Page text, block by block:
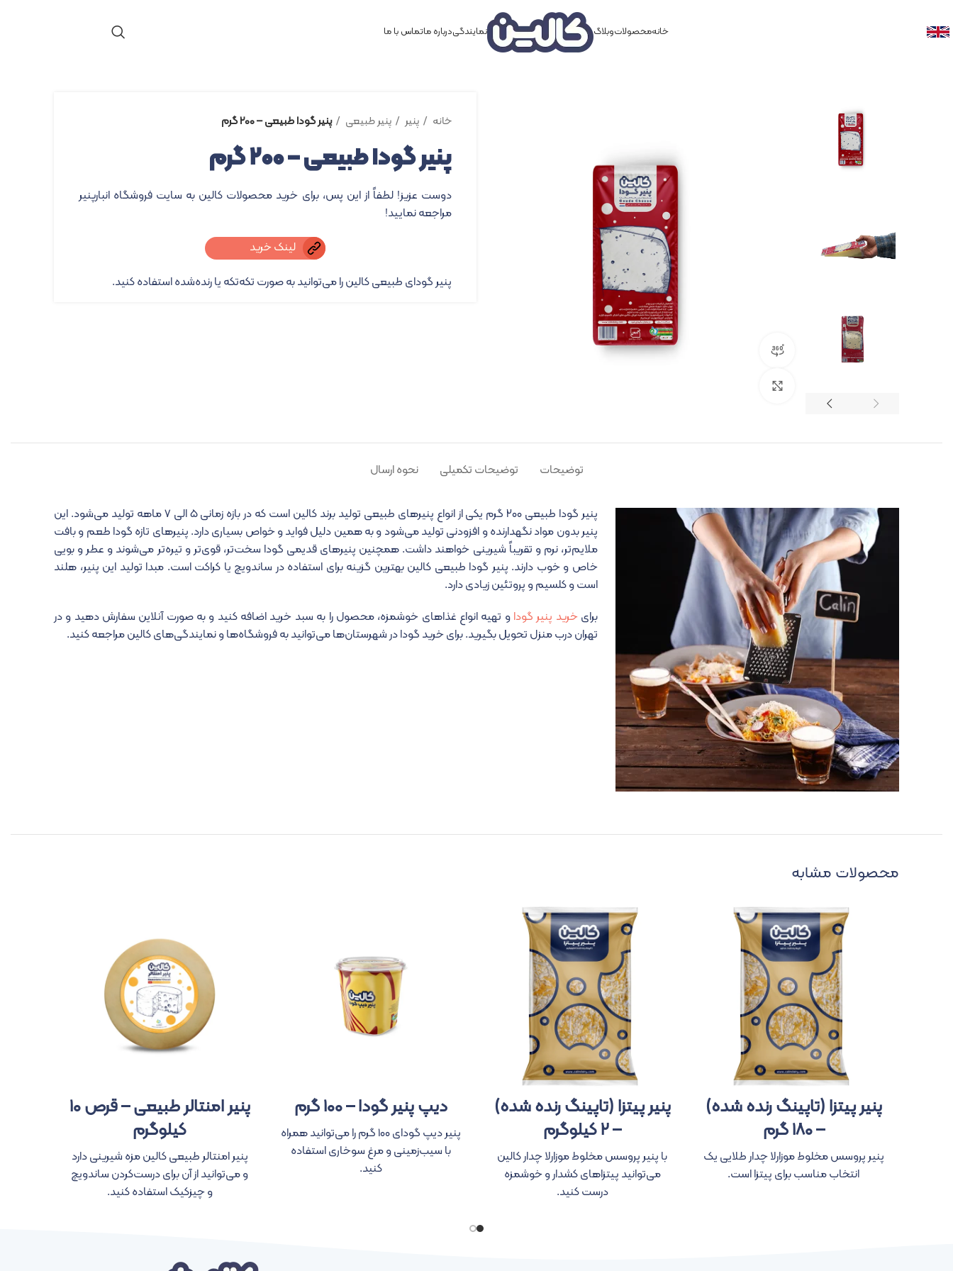
خانهمحصولاتوبلاگ نمایندگیدرباره ماتماس با ما
خانه پنیر پنیر طبیعی پنیر گودا طبیعی – ۲۰۰ گرم
پنیر گودا طبیعی – ۲۰۰ گرم
دوست عزیز! لطفاً از این پس، برای خرید محصولات کالین به سایت فروشگاه انبارپنیر
مراجعه نمایید!
لینک خرید
پنیر گودای طبیعی کالین را می‌توانید به صورت تکه‌تکه یا رنده‌شده استفاده کنید.
توضیحات توضیحات تکمیلی نحوه ارسال
پنیر گودا طبیعی ۲۰۰ گرم یکی از انواع پنیرهای طبیعی تولید برند کالین است که در بازه‌ زمانی ۵ الی ۷ ماهه تولید می‌شود. این
پنیر‌ بدون مواد نگهدارنده و افزودنی تولید می‌شود و به همین دلیل فواید و خواص بسیاری دارد. پنیرهای تازه گودا طعم و بافت
ملایم‌تر، نرم و تقریباً شیرینی خواهند داشت. همچنین پنیرهای قدیمی گودا سخت‌تر، قوی‌تر و تیره‌تر می‌شوند و عطر و بویی
خاص و خوب دارند. پنیر گودا طبیعی کالین بهترین گزینه برای استفاده در ساندویچ یا کراکت است. مبدا تولید این پنیر، هلند
است و کلسیم و پروتئین زیادی دارد.
برایخرید پنیر گودا و تهیه انواع غذاهای خوشمزه، محصول را به سبد خرید اضافه کنید و به صورت آنلاین سفارش دهید و در
تهران درب منزل تحویل بگیرید. برای خرید گودا در شهرستان‌ها می‎‌توانید به فروشگاه‌ها و نمایندگی‌های کالین مراجعه کنید.
محصولات مشابه
پنیر پیتزا (تاپینگ رنده شده)
– ۱۸۰ گرم
پنیر پروسس مخلوط موزارلا چدار طلایی یک
انتخاب مناسب برای پیتزا است.
پنیر پیتزا (تاپینگ رنده شده)
– ۲ کیلوگرم
با پنیر پروسس مخلوط موزارلا چدار کالین
می‌توانید پیتزاهای کشدار و خوشمزه
درست کنید.
دیپ پنیر گودا – ۱۰۰ گرم
پنیر دیپ گودای ۱۰۰ گرم را می‌توانید همراه
با سیب‌زمینی و مرغ سوخاری استفاده
کنید.
پنیر امنتالر طبیعی – قرص ۱۰
کیلوگرم
پنیر امنتالر طبیعی کالین مزه شیرینی دارد
و می‌توانید از آن برای درست‌کردن ساندویچ
و چیزکیک استفاده کنید.